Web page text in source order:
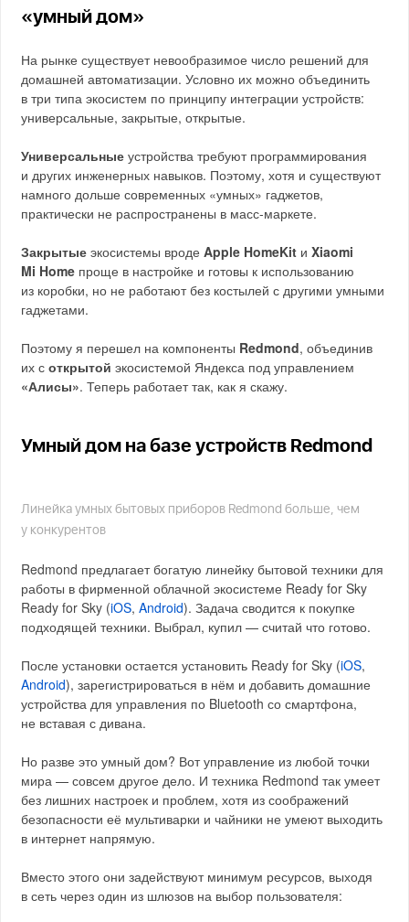
«умный дом»
На рынке существует невообразимое число решений для
домашней автоматизации. Условно их можно объединить
в три типа экосистем по принципу интеграции устройств:
универсальные, закрытые, открытые.
Универсальные устройства требуют программирования
и других инженерных навыков. Поэтому, хотя и существуют
намного дольше современных «умных» гаджетов,
практически не распространены в масс-маркете.
Закрытые экосистемы вродеApple HomeKit иXiaomi
Mi Home проще в настройке и готовы к использованию
из коробки, но не работают без костылей с другими умными
гаджетами.
Поэтому я перешел на компоненты Redmond, объединив
их соткрытой экосистемой Яндекса под управлением
«Алисы». Теперь работает так, как я скажу.
Умный дом на базе устройств Redmond
Линейка умных бытовых приборов Redmond больше, чем
у конкурентов
Redmond предлагает богатую линейку бытовой техники для
работы в фирменной облачной экосистеме Ready for Sky
Ready for Sky (iOS,Android). Задача сводится к покупке
подходящей техники. Выбрал, купил — считай что готово.
После установки остается установить Ready for Sky (iOS,
Android), зарегистрироваться в нём и добавить домашние
устройства для управления по Bluetooth со смартфона,
не вставая с дивана.
Но разве это умный дом? Вот управление из любой точки
мира — совсем другое дело. И техника Redmond так умеет
без лишних настроек и проблем, хотя из соображений
безопасности её мультиварки и чайники не умеют выходить
в интернет напрямую.
Вместо этого они задействуют минимум ресурсов, выходя
в сеть через один из шлюзов на выбор пользователя: